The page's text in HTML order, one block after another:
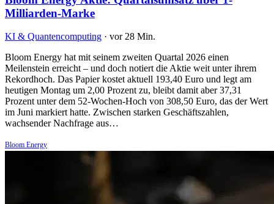
Milliarden-Marke
KI & Quantencomputing · vor 28 Min.
Bloom Energy hat mit seinem zweiten Quartal 2026 einen
Meilenstein erreicht – und doch notiert die Aktie weit unter ihrem
Rekordhoch. Das Papier kostet aktuell 193,40 Euro und legt am
heutigen Montag um 2,00 Prozent zu, bleibt damit aber 37,31
Prozent unter dem 52-Wochen-Hoch von 308,50 Euro, das der Wert
im Juni markiert hatte. Zwischen starken Geschäftszahlen,
wachsender Nachfrage aus…
Bloom Energy